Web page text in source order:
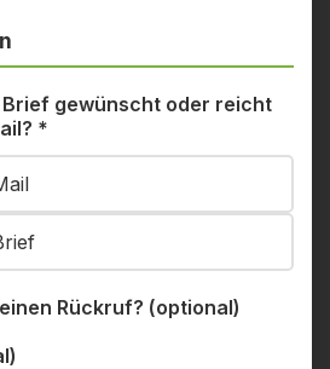
gewünscht oder reicht
*
Rückruf? (optional)